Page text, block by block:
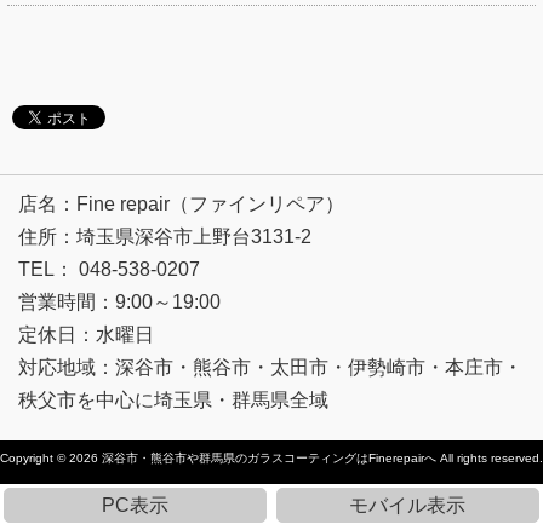
店名：Fine repair（ファインリペア）
住所：埼玉県深谷市上野台3131-2
TEL： 048-538-0207
営業時間：9:00～19:00
定休日：水曜日
対応地域：深谷市・熊谷市・太田市・伊勢崎市・本庄市・
秩父市を中心に埼玉県・群馬県全域
Copyright © 2026 深谷市・熊谷市や群馬県のガラスコーティングはFinerepairへ All rights reserved.
PC表示 モバイル表示